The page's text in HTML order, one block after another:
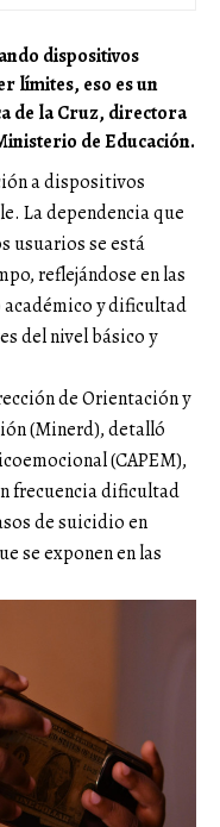
dispositivos
límites, eso es un
de la Cruz, directora
de Educación.
a dispositivos
La dependencia que
usuarios se está
reflejándose en las
y dificultad
del nivel básico y
de Orientación y
(Minerd), detalló
(CAPEM),
frecuencia dificultad
de suicidio en
se exponen en las